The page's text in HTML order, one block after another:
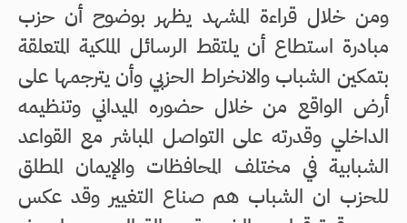
ومن خلال قراءة المشهد يظهر بوضوح أن حزب
مبادرة استطاع أن يلتقط الرسائل الملكية المتعلقة
بتمكين الشباب والانخراط الحزبي وأن يترجمها على
أرض الواقع من خلال حضوره الميداني وتنظيمه
الداخلي وقدرته على التواصل المباشر مع القواعد
الشبابية في مختلف المحافظات والإيمان المطلق
للحزب ان الشباب هم صناع التغيير وقد عكس